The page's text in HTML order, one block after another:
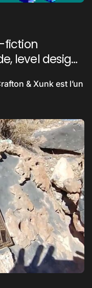
fiction
level design